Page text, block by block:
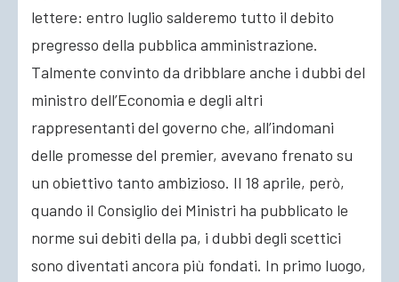
lettere: entro luglio salderemo tutto il debito
pregresso della pubblica amministrazione.
Talmente convinto da dribblare anche i dubbi del
ministro dell’Economia e degli altri
rappresentanti del governo che, all’indomani
delle promesse del premier, avevano frenato su
un obiettivo tanto ambizioso. Il 18 aprile, però,
quando il Consiglio dei Ministri ha pubblicato le
norme sui debiti della pa, i dubbi degli scettici
sono diventati ancora più fondati. In primo luogo,